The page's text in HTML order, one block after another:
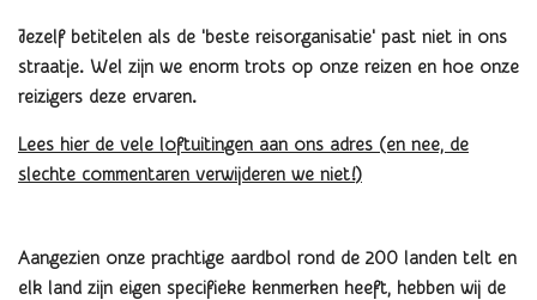
Jezelf betitelen als de 'beste reisorganisatie' past niet in ons
straatje. Wel zijn we enorm trots op onze reizen en hoe onze
reizigers deze ervaren.
Lees hier de vele loftuitingen aan ons adres (en nee, de
slechte commentaren verwijderen we niet!)
Aangezien onze prachtige aardbol rond de 200 landen telt en
elk land zijn eigen specifieke kenmerken heeft, hebben wij de